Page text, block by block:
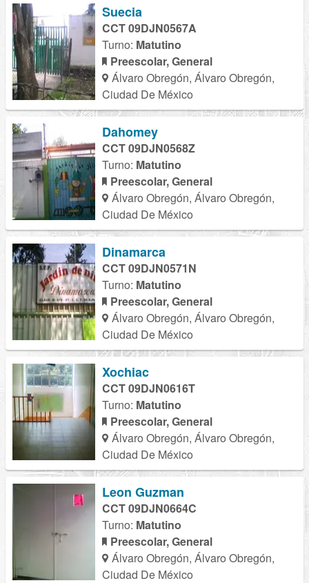
Suecia
CCT 09DJN0567A
Turno: Matutino
Preescolar, General
Álvaro Obregón, Álvaro Obregón,
Ciudad De México
Dahomey
CCT 09DJN0568Z
Turno: Matutino
Preescolar, General
Álvaro Obregón, Álvaro Obregón,
Ciudad De México
Dinamarca
CCT 09DJN0571N
Turno: Matutino
Preescolar, General
Álvaro Obregón, Álvaro Obregón,
Ciudad De México
Xochiac
CCT 09DJN0616T
Turno: Matutino
Preescolar, General
Álvaro Obregón, Álvaro Obregón,
Ciudad De México
Leon Guzman
CCT 09DJN0664C
Turno: Matutino
Preescolar, General
Álvaro Obregón, Álvaro Obregón,
Ciudad De México